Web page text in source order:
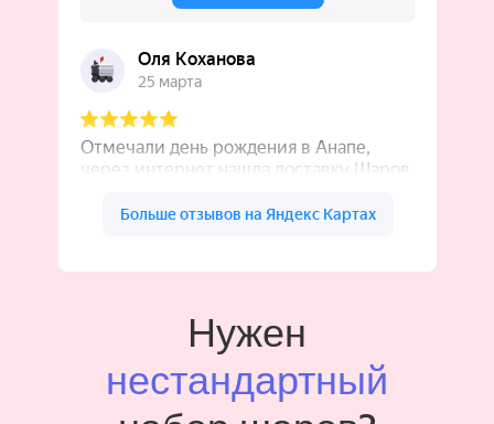
Нужен
нестандартный